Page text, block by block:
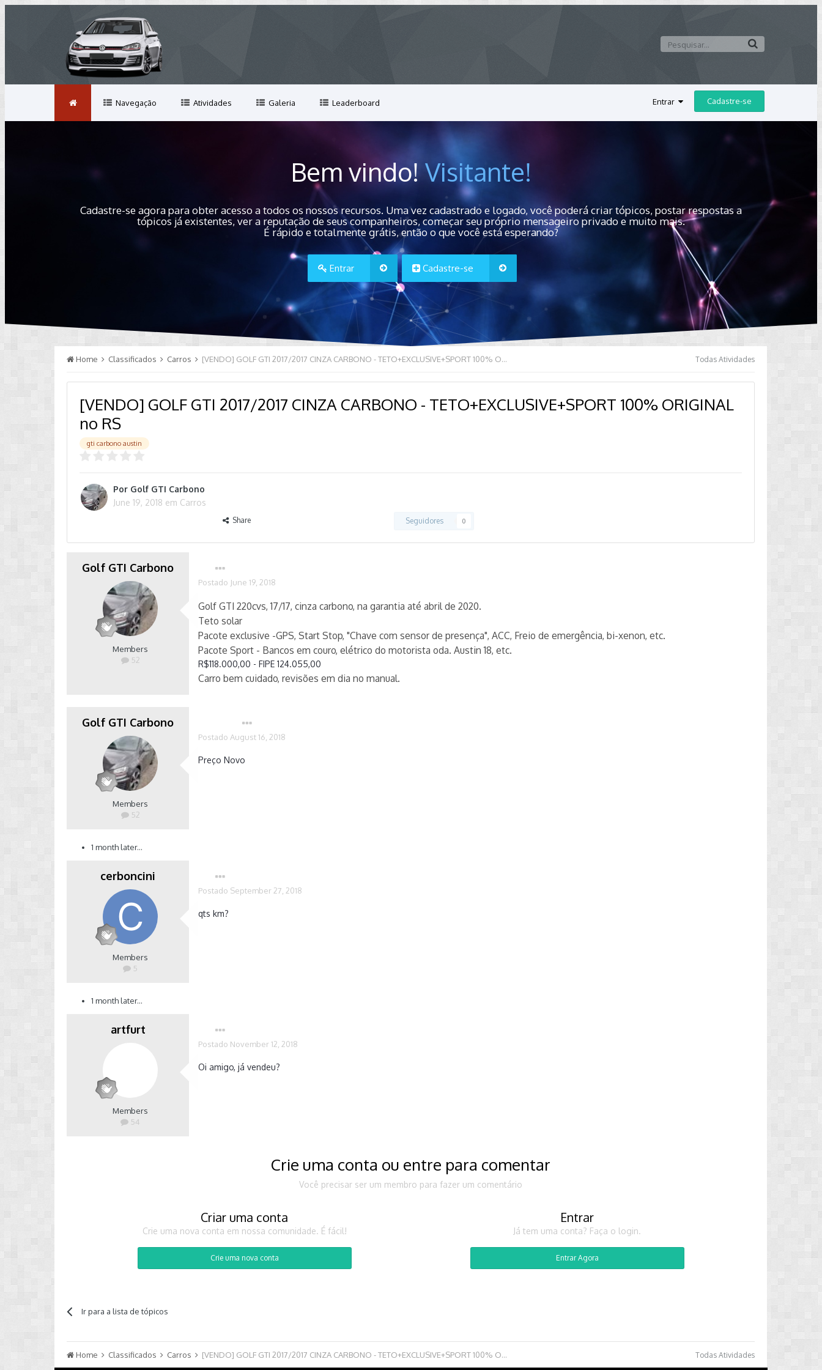
Entrar Cadastre-se
Navegação Atividades Galeria Leaderboard
Bem vindo!Visitante!
Cadastre-se agora para obter acesso a todos os nossos recursos. Uma vez cadastrado e logado, você poderá criar tópicos, postar respostas a
tópicos já existentes, ver a reputação de seus companheiros, começar seu próprio mensageiro privado e muito mais.
É rápido e totalmente grátis, então o que você está esperando?
Entrar Cadastre-se
Todas Atividades
Home Classificados Carros [VENDO] GOLF GTI 2017/2017 CINZA CARBONO - TETO+EXCLUSIVE+SPORT 100% ORIGINAL no RS
[VENDO] GOLF GTI 2017/2017 CINZA CARBONO - TETO+EXCLUSIVE+SPORT 100% ORIGINAL
no RS
gti carbono austin
Por Golf GTI Carbono
June 19, 2018 em Carros
Share Seguidores 0
Golf GTI Carbono
Members
52
Postado June 19, 2018
Golf GTI 220cvs, 17/17, cinza carbono, na garantia até abril de 2020.
Teto solar
Pacote exclusive -GPS, Start Stop, "Chave com sensor de presença", ACC, Freio de emergência, bi-xenon, etc.
Pacote Sport - Bancos em couro, elétrico do motorista oda. Austin 18, etc.
R$118.000,00 - FIPE 124.055,00
Carro bem cuidado, revisões em dia no manual.
Golf GTI Carbono
Members
52
Postado August 16, 2018
Preço Novo
1 month later...
cerboncini
Members
5
Postado September 27, 2018
qts km?
1 month later...
artfurt
Members
54
Postado November 12, 2018
Oi amigo, já vendeu?
Crie uma conta ou entre para comentar
Você precisar ser um membro para fazer um comentário
Criar uma conta
Crie uma nova conta em nossa comunidade. É fácil!
Crie uma nova conta
Entrar
Já tem uma conta? Faça o login.
Entrar Agora
Ir para a lista de tópicos
Todas Atividades
Home Classificados Carros [VENDO] GOLF GTI 2017/2017 CINZA CARBONO - TETO+EXCLUSIVE+SPORT 100% ORIGINAL no RS